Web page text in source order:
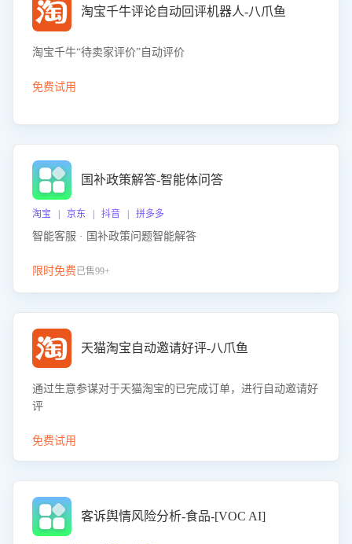
淘宝千牛评论自动回评机器人-八爪鱼
淘宝千牛“待卖家评价”自动评价
免费试用
国补政策解答-智能体问答
淘宝 | 京东 | 抖音 | 拼多多
智能客服 · 国补政策问题智能解答
限时免费已售99+
天猫淘宝自动邀请好评-八爪鱼
通过生意参谋对于天猫淘宝的已完成订单，进行自动邀请好
评
免费试用
客诉舆情风险分析-食品-[VOC AI]